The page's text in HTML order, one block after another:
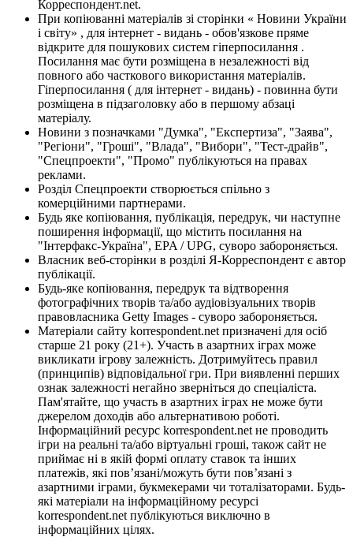
Корреспондент.net.
При копіюванні матеріалів зі сторінки « Новини України
і світу» , для інтернет - видань - обов'язкове пряме
відкрите для пошукових систем гіперпосилання .
Посилання має бути розміщена в незалежності від
повного або часткового використання матеріалів.
Гіперпосилання ( для інтернет - видань) - повинна бути
розміщена в підзаголовку або в першому абзаці
матеріалу.
Новини з позначками "Думка", "Експертиза", "Заява",
"Регіони", "Гроші", "Влада", "Вибори", "Тест-драйв",
"Спецпроекти", "Промо" публікуються на правах
реклами.
Розділ Спецпроекти створюється спільно з
комерційними партнерами.
Будь яке копіювання, публікація, передрук, чи наступне
поширення інформації, що містить посилання на
"Інтерфакс-Україна", EPA / UPG, суворо забороняється.
Власник веб-сторінки в розділі Я-Корреспондент є автор
публікації.
Будь-яке копіювання, передрук та відтворення
фотографічних творів та/або аудіовізуальних творів
правовласника Getty Images - суворо забороняється.
Матеріали сайту korrespondent.net призначені для осіб
старше 21 року (21+). Участь в азартних іграх може
викликати ігрову залежність. Дотримуйтесь правил
(принципів) відповідальної гри. При виявленні перших
ознак залежності негайно зверніться до спеціаліста.
Пам'ятайте, що участь в азартних іграх не може бути
джерелом доходів або альтернативою роботі.
Інформаційний ресурс korrespondent.net не проводить
ігри на реальні та/або віртуальні гроші, також сайт не
приймає ні в якій формі оплату ставок та інших
платежів, які пов’язані/можуть бути пов’язані з
азартними іграми, букмекерами чи тоталізаторами. Будь-
які матеріали на інформаційному ресурсі
korrespondent.net публікуються виключно в
інформаційних цілях.